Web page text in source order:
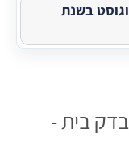
בשנת
בית -